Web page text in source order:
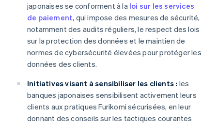
japonaises se conforment à la loi sur les services
de paiement, qui impose des mesures de sécurité,
notamment des audits réguliers, le respect des lois
sur la protection des données et le maintien de
normes de cybersécurité élevées pour protéger les
données des clients.
Initiatives visant à sensibiliser les clients : les
banques japonaises sensibilisent activement leurs
clients aux pratiques Furikomi sécurisées, en leur
donnant des conseils sur les tactiques courantes